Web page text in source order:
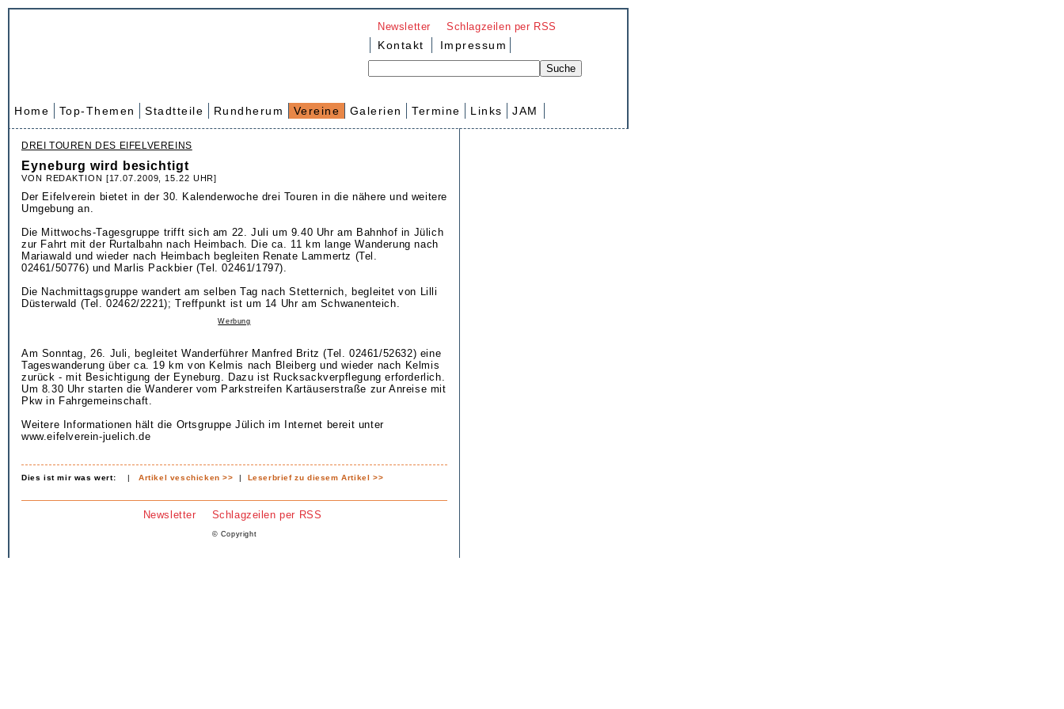
Newsletter Schlagzeilen per RSS
Kontakt Impressum
Home Top-Themen Stadtteile Rundherum Vereine Galerien Termine Links JAM
DREI TOUREN DES EIFELVEREINS
Eyneburg wird besichtigt
VON REDAKTION [17.07.2009, 15.22 UHR]
Der Eifelverein bietet in der 30. Kalenderwoche drei Touren in die nähere und weitere
Umgebung an.
Die Mittwochs-Tagesgruppe trifft sich am 22. Juli um 9.40 Uhr am Bahnhof in Jülich
zur Fahrt mit der Rurtalbahn nach Heimbach. Die ca. 11 km lange Wanderung nach
Mariawald und wieder nach Heimbach begleiten Renate Lammertz (Tel.
02461/50776) und Marlis Packbier (Tel. 02461/1797).
Die Nachmittagsgruppe wandert am selben Tag nach Stetternich, begleitet von Lilli
Düsterwald (Tel. 02462/2221); Treffpunkt ist um 14 Uhr am Schwanenteich.
Werbung
Am Sonntag, 26. Juli, begleitet Wanderführer Manfred Britz (Tel. 02461/52632) eine
Tageswanderung über ca. 19 km von Kelmis nach Bleiberg und wieder nach Kelmis
zurück - mit Besichtigung der Eyneburg. Dazu ist Rucksackverpflegung erforderlich.
Um 8.30 Uhr starten die Wanderer vom Parkstreifen Kartäuserstraße zur Anreise mit
Pkw in Fahrgemeinschaft.
Weitere Informationen hält die Ortsgruppe Jülich im Internet bereit unter
www.eifelverein-juelich.de
Dies ist mir was wert: |Artikel veschicken >> | Leserbrief zu diesem Artikel >>
Newsletter Schlagzeilen per RSS
© Copyright